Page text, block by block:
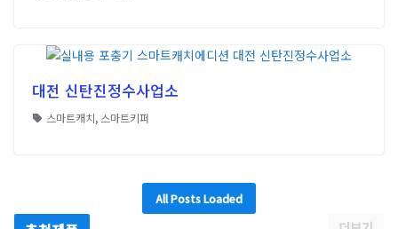
대전 신탄진정수사업소
스마트캐치, 스마트키퍼
All Posts Loaded